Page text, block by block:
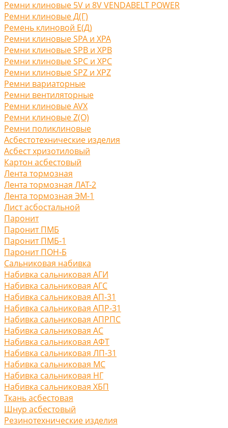
Ремни клиновые 5V и 8V VENDABELT POWER
Ремни клиновые Д(Г)
Ремень клиновой Е(Д)
Ремни клиновые SPA и XPA
Ремни клиновые SPB и XPB
Ремни клиновые SPC и XPC
Ремни клиновые SPZ и XPZ
Ремни вариаторные
Ремни вентиляторные
Ремни клиновые AVX
Ремни клиновые Z(O)
Ремни поликлиновые
Асбестотехнические изделия
Асбест хризотиловый
Картон асбестовый
Лента тормозная
Лента тормозная ЛАТ-2
Лента тормозная ЭМ-1
Лист асбостальной
Паронит
Паронит ПМБ
Паронит ПМБ-1
Паронит ПОН-Б
Сальниковая набивка
Набивка сальниковая АГИ
Набивка сальниковая АГС
Набивка сальниковая АП-31
Набивка сальниковая АПР-31
Набивка сальниковая АПРПС
Набивка сальниковая АС
Набивка сальниковая АФТ
Набивка сальниковая ЛП-31
Набивка сальниковая МС
Набивка сальниковая НГ
Набивка сальниковая ХБП
Ткань асбестовая
Шнур асбестовый
Резинотехнические изделия